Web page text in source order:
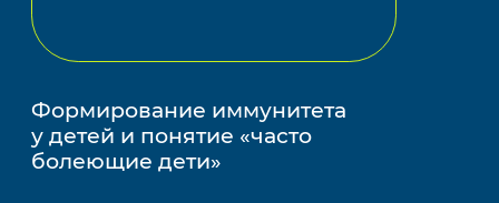
Формирование иммунитета
у детей и понятие «часто
болеющие дети»